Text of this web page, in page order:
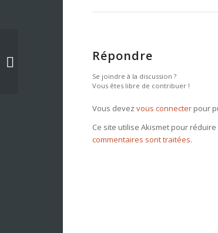
Répondre
Se joindre à la discussion ?
Vous êtes libre de contribuer !
Vous devez vous connecter pour
Ce site utilise Akismet pour
commentaires sont traitées.
Draft « Kamigawa : La